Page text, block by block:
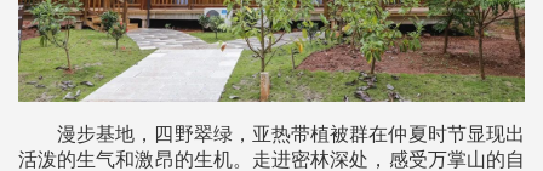
漫步基地，四野翠绿，亚热带植被群在仲夏时节显现出
活泼的生气和激昂的生机。走进密林深处，感受万掌山的自